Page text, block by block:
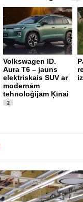
Volkswagen ID.
Aura T6 – jauns
elektriskais SUV ar
modernām
tehnoloģijām Ķīnai
2